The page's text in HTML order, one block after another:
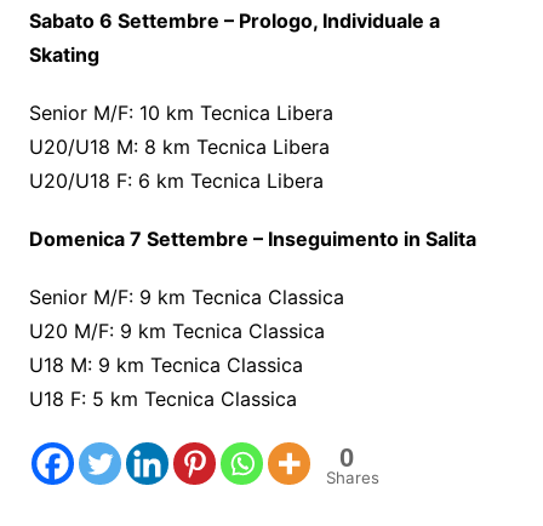
Sabato 6 Settembre – Prologo, Individuale a
Skating
Senior M/F: 10 km Tecnica Libera
U20/U18 M: 8 km Tecnica Libera
U20/U18 F: 6 km Tecnica Libera
Domenica 7 Settembre – Inseguimento in Salita
Senior M/F: 9 km Tecnica Classica
U20 M/F: 9 km Tecnica Classica
U18 M: 9 km Tecnica Classica
U18 F: 5 km Tecnica Classica
0
Shares